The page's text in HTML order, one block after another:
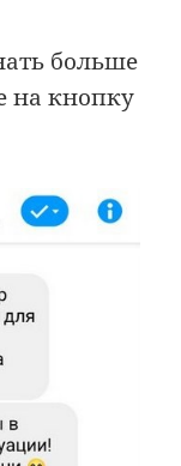
больше
на кнопку